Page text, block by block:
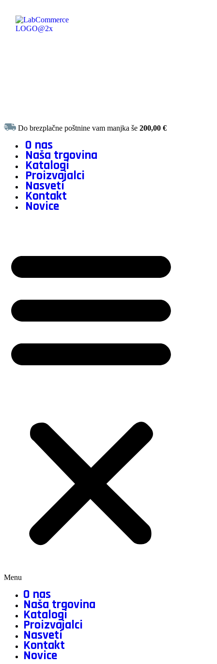
Do brezplačne poštnine vam manjka še200,00€
O nas
Naša trgovina
Katalogi
Proizvajalci
Nasveti
Kontakt
Novice
Menu
O nas
Naša trgovina
Katalogi
Proizvajalci
Nasveti
Kontakt
Novice